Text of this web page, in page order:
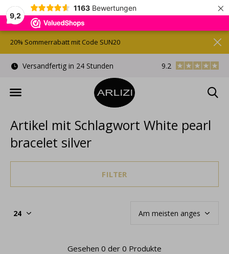
9,2
1163 Bewertungen ×
Versandfertig in 24 Stunden Kostenlose
9.2
20% Sommerrabatt mit Code SUN20
Artikel mit Schlagwort White pearl
bracelet silver
FILTER
Gesehen 0 der 0 Produkte